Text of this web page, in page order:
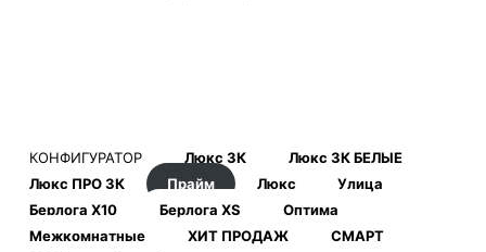
КОНФИГУРАТОР Люкс 3К
Люкс 3К БЕЛЫЕ
Люкс ПРО 3К
Прайм Люкс
Улица
Берлога Х10
Берлога XS
Оптима
Межкомнатные
ХИТ ПРОДАЖ
СМАРТ